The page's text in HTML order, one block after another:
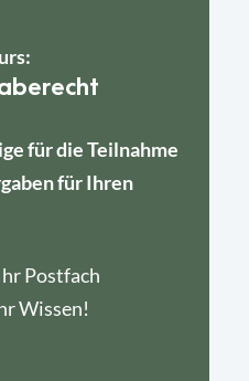
für die Teilnahme
für Ihren
Postfach
Wissen!